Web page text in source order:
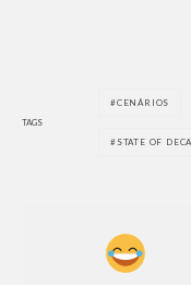
TAGS
CENÁRIOS
STATE OF